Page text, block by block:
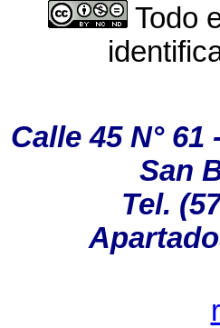
Todo
Calle 45 N° 61
San
Tel.